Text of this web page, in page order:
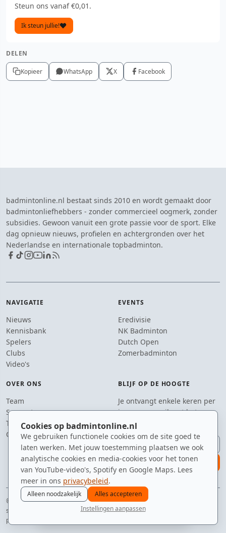
Cookies op badmintonline.nl
We gebruiken functionele cookies om de site goed te
laten werken. Met jouw toestemming plaatsen we ook
analytische cookies en media-cookies voor het tonen
van YouTube-video's, Spotify en Google Maps. Lees
meer in ons privacybeleid.
Alleen noodzakelijk
Alles accepteren
Instellingen aanpassen
Steun ons vanaf €0,01.
Ik steun jullie!
DELEN
Kopieer WhatsApp X Facebook
badmintonline.nl bestaat sinds 2010 en wordt gemaakt door
badmintonliefhebbers - zonder commercieel oogmerk, zonder
subsidies. Gewoon vanuit een grote passie voor de sport. Elke
dag opnieuw nieuws, profielen en achtergronden over het
Nederlandse en internationale topbadminton.
NAVIGATIE
Nieuws
Kennisbank
Spelers
Clubs
Video's
EVENTS
Eredivisie
NK Badminton
Dutch Open
Zomerbadminton
OVER ONS
Team
Supporters
Tip de redactie
Contact
BLIJF OP DE HOOGTE
Je ontvangt enkele keren per
jaar een e-mail met het
laatste badmintonnieuws.
E-mailadres
aanmelden
© 2010–2026 badmintonline.nl · al 15+ jaar de constante factor in je
sporttas
privacy
spelers ranglijst zomer